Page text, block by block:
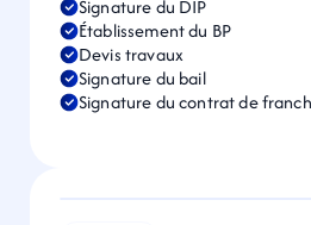
Signature du DIP
Établissement du BP
Devis travaux
Signature du bail
Signature du contrat de